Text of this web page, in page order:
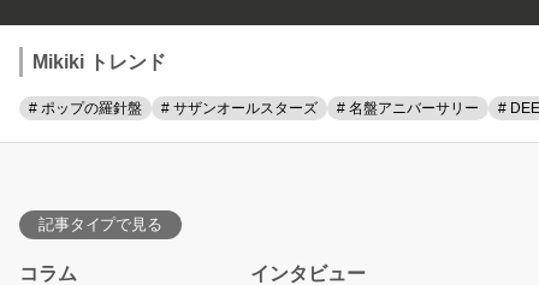
Mikiki トレンド
# ポップの羅針盤 # サザンオールスターズ # 名盤アニバーサリー #
記事タイプで見る
コラム
インタビュー